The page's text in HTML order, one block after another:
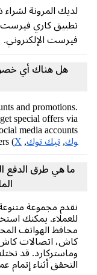
المرونة لشراء ذهب
كاري فيرست
الإلكتروني.
هل هناك أي خصومات
and
to get special offers
social media
تيك توك,
X
) to stay updated on the latest offers.
هي طرق الدفع التي
الماس
مجموعة متنوعة من
يمكنك استخدام
الهواتف المحمولة
اتصالات كاش،
قد تختلف
أثناء إتمام عملية